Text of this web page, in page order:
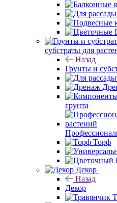
субстраты для
Назад
Грунты и
грунта
Торф
Декор
Назад
Декор